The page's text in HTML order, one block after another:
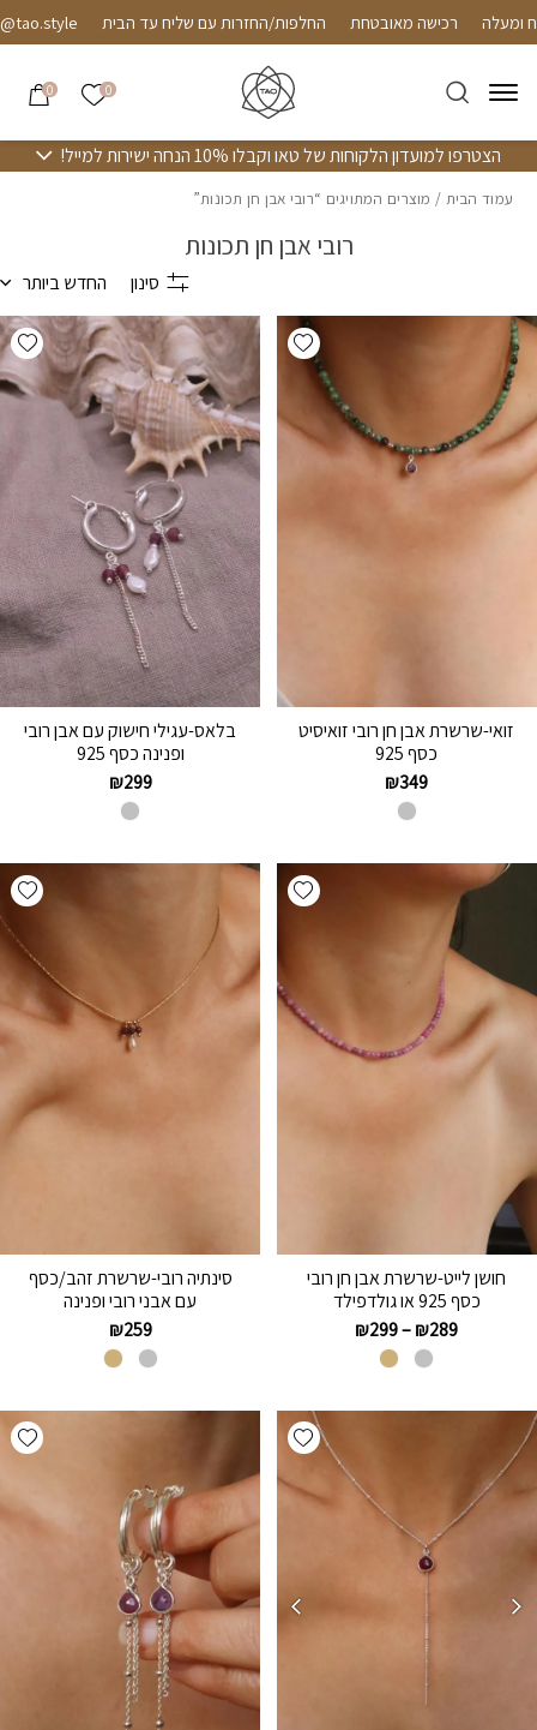
Skip to Content רכישה מאובטחת החלפות/החזרות עם שליח עד הבית
0 הרשימה
0
הצטרפו למועדון הלקוחות של טאו וקבלו 10% הנחה ישירות למייל!
עמוד הבית / מוצרים המתויגים “רובי אבן חן תכונות”
רובי אבן חן תכונות
סינון החדש ביותר
Add wishlist
זואי-שרשרת אבן חן רובי זואיסיט
כסף 925
₪349
בלאס-עגילי חישוק עם אבן רובי
ופנינה כסף 925
₪299
Add wishlist
חושן לייט-שרשרת אבן חן רובי
כסף 925 או גולדפילד
₪289
–
₪299
סינתיה רובי-שרשרת זהב/כסף
עם אבני רובי ופנינה
₪259
Add wishlist
בחזרה למעלה